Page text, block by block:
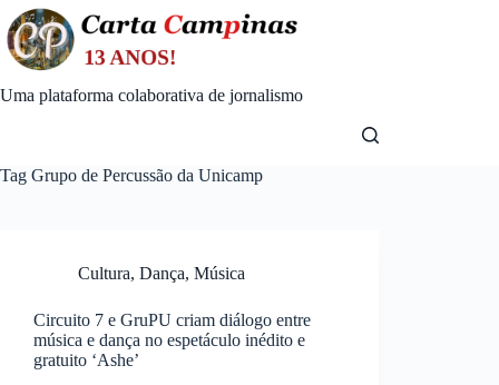
Skip
to
content
Uma plataforma colaborativa de jornalismo
Tag Grupo de Percussão da Unicamp
Cultura, Dança, Música
Circuito 7 e GruPU criam diálogo entre
música e dança no espetáculo inédito e
gratuito ‘Ashe’